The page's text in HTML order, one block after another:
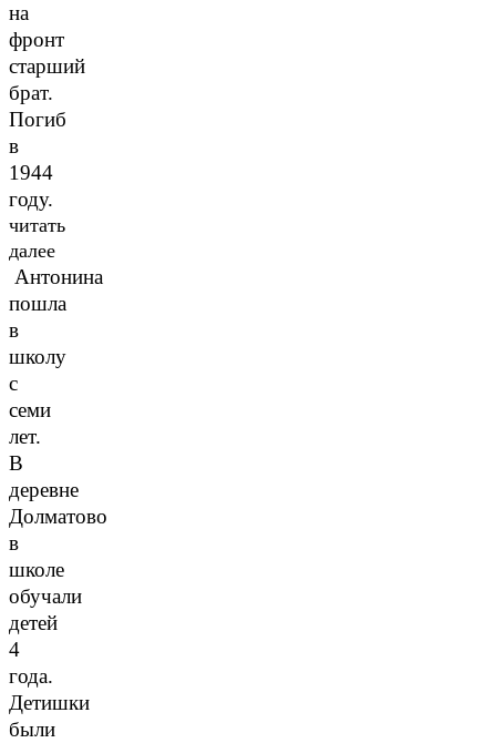
на
фронт
старший
брат.
Погиб
в
1944
году.
читать
далее
Антонина
пошла
в
школу
с
семи
лет.
В
деревне
Долматово
в
школе
обучали
детей
4
года.
Детишки
были